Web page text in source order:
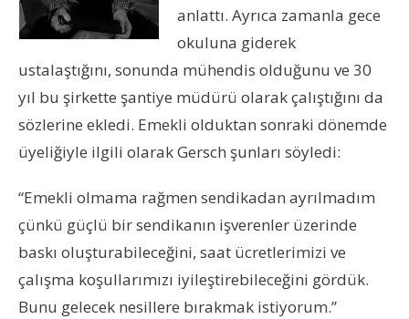
anlattı. Ayrıca zamanla gece
okuluna giderek
ustalaştığını, sonunda mühendis olduğunu ve 30
yıl bu şirkette şantiye müdürü olarak çalıştığını da
sözlerine ekledi. Emekli olduktan sonraki dönemde
üyeliğiyle ilgili olarak Gersch şunları söyledi:
“Emekli olmama rağmen sendikadan ayrılmadım
çünkü güçlü bir sendikanın işverenler üzerinde
baskı oluşturabileceğini, saat ücretlerimizi ve
çalışma koşullarımızı iyileştirebileceğini gördük.
Bunu gelecek nesillere bırakmak istiyorum.”